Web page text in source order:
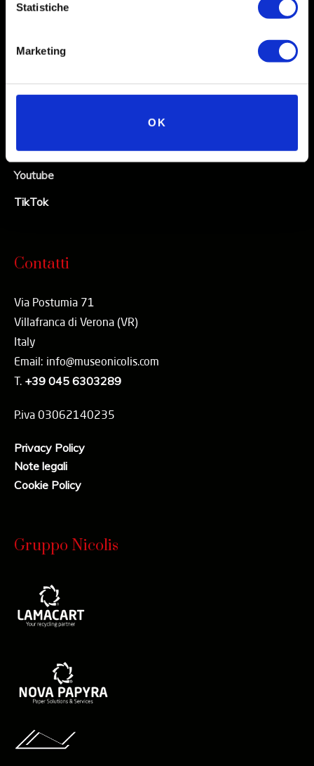
Statistiche
Marketing
OK
Facebook
Linkedin
Youtube
TikTok
Contatti
Via Postumia 71
Villafranca di Verona (VR)
Italy
Email: info@museonicolis.com
T. +39 045 6303289
P.iva 03062140235
Privacy Policy
Note legali
Cookie Policy
Gruppo Nicolis